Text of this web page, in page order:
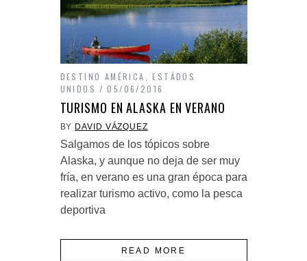
DESTINO AMÉRICA ,ESTÁDOS
UNIDOS
05/06/2016
TURISMO EN ALASKA EN VERANO
BY DAVID VÁZQUEZ
Salgamos de los tópicos sobre
Alaska, y aunque no deja de ser muy
fría, en verano es una gran época para
realizar turismo activo, como la pesca
deportiva
READ MORE